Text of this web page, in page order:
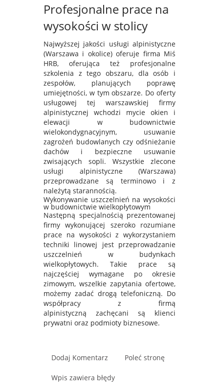
Profesjonalne prace na
wysokości w stolicy
Najwyższej jakości usługi alpinistyczne
(Warszawa i okolice) oferuje firma Miś
HRB, oferująca też profesjonalne
szkolenia z tego obszaru, dla osób i
zespołów, planujących poprawę
umiejętności, w tym obszarze. Do oferty
usługowej tej warszawskiej firmy
alpinistycznej wchodzi mycie okien i
elewacji w budownictwie
wielokondygnacyjnym, usuwanie
zagrożeń budowlanych czy odśnieżanie
dachów i bezpieczne usuwanie
zwisających sopli. Wszystkie zlecone
usługi alpinistyczne (Warszawa)
przeprowadzane są terminowo i z
należytą starannością.
Wykonywanie uszczelnień na wysokości
w budownictwie wielkopłytowym
Następną specjalnością prezentowanej
firmy wykonującej szeroko rozumiane
prace na wysokości z wykorzystaniem
techniki linowej jest przeprowadzanie
uszczelnień w budynkach
wielkopłytowych. Takie prace są
najczęściej wymagane po okresie
zimowym, wszelkie zapytania ofertowe,
możemy zadać drogą telefoniczną. Do
współpracy z firmą
alpinistyczną zachęcani są klienci
prywatni oraz podmioty biznesowe.
Dodaj Komentarz Poleć stronę
Wpis zawiera błędy